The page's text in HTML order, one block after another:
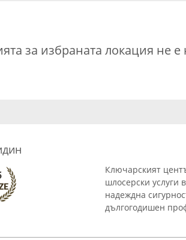
за избраната локация не
Ключарският
шлосерски услуги
надеждна
дългогодишен